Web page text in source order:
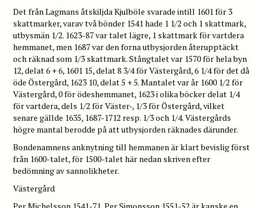
Det från Lagmans åtskiljda Kjulböle svarade intill 1601 för 3
skattmarker, varav två bönder 1541 hade 1 1/2 och 1 skattmark,
utbysmän 1/2. 1623-87 var talet lägre, 1 skattmark för vartdera
hemmanet, men 1687 var den forna utbysjorden återupptäckt
och räknad som 1/3 skattmark. Stångtalet var 1570 för hela byn
12, delat 6 + 6, 1601 15, delat 8 3/4 för Västergård, 6 1/4 för det då
öde Östergård, 1623 10, delat 5 + 5. Mantalet var år 1600 1/2 för
Västergård, 0 för ödeshemmanet, 1623 i olika böcker delat 1/4
för vartdera, dels 1/2 för Väster-, 1/3 för Östergård, vilket
senare gällde 1635, 1687-1712 resp. 1/3 och 1/4. Västergårds
högre mantal berodde på att utbysjorden räknades därunder.
Bondenamnens anknytning till hemmanen är klart bevislig först
från 1600-talet, för 1500-talet här nedan skriven efter
bedömning av sannolikheter.
Västergård